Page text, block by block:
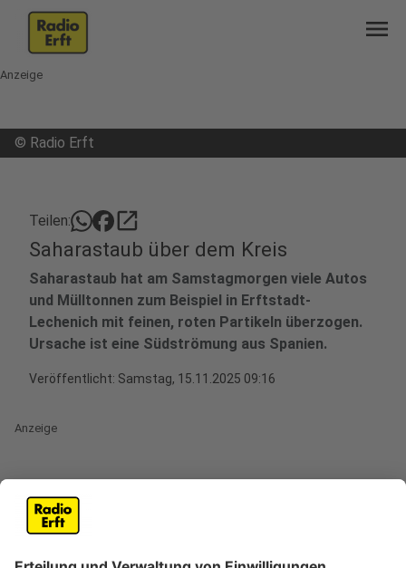
menu
Anzeige
© Radio Erft
Teilen: open_in_new
Saharastaub über dem Kreis
Saharastaub hat am Samstagmorgen viele Autos
und Mülltonnen zum Beispiel in Erftstadt-
Lechenich mit feinen, roten Partikeln überzogen.
Ursache ist eine Südströmung aus Spanien.
Veröffentlicht: Samstag, 15.11.2025 09:16
Anzeige
Rote Autos und Mülltonen in Lechenich
Anzeige